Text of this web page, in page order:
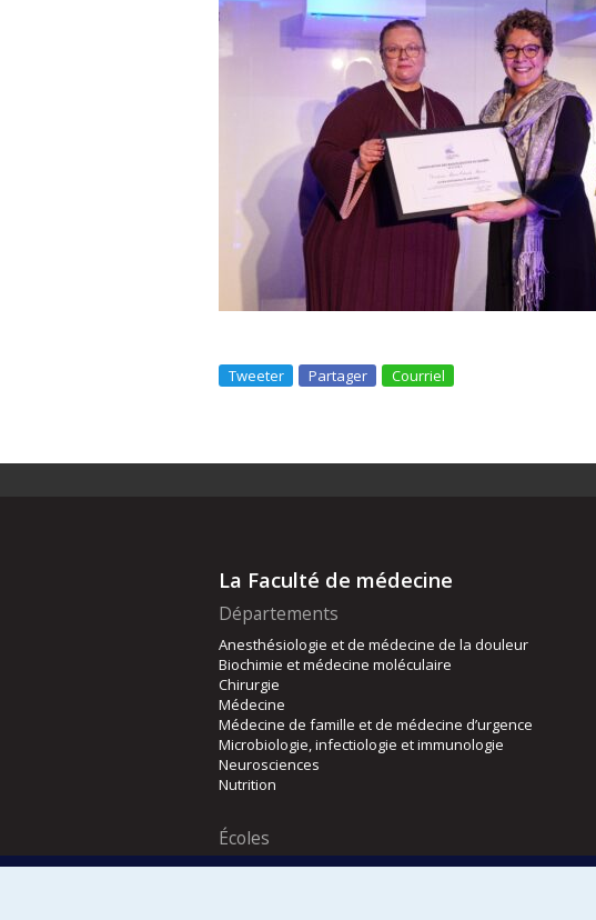
Tweeter Partager Courriel
La Faculté de médecine
Départements
Anesthésiologie et de médecine de la douleur
Biochimie et médecine moléculaire
Chirurgie
Médecine
Médecine de famille et de médecine d’urgence
Microbiologie, infectiologie et immunologie
Neurosciences
Nutrition
Écoles
Kinésiologie et des sciences de l’activité physique